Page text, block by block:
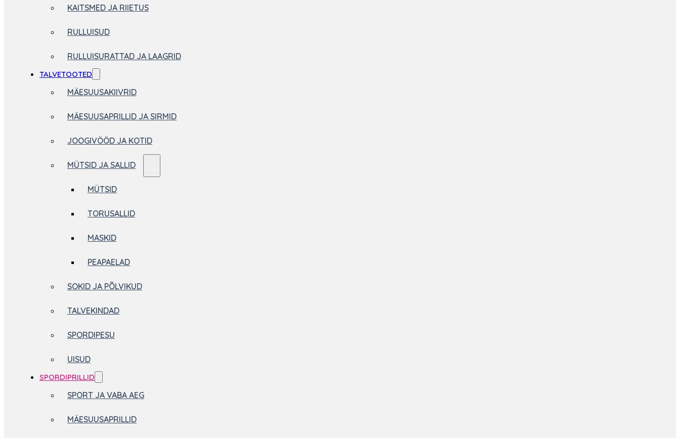
KAITSMED JA RIIETUS
RULLUISUD
RULLUISURATTAD JA LAAGRID
TALVETOOTED
MÄESUUSAKIIVRID
MÄESUUSAPRILLID JA SIRMID
JOOGIVÖÖD JA KOTID
MÜTSID JA SALLID
MÜTSID
TORUSALLID
MASKID
PEAPAELAD
SOKID JA PÕLVIKUD
TALVEKINDAD
SPORDIPESU
UISUD
SPORDIPRILLID
SPORT JA VABA AEG
MÄESUUSAPRILLID